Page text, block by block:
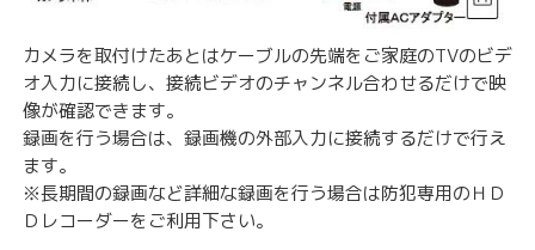
カメラを取付けたあとはケーブルの先端をご家庭のTVのビデ
オ入力に接続し、接続ビデオのチャンネル合わせるだけで映
像が確認できます。
録画を行う場合は、録画機の外部入力に接続するだけで行え
ます。
※長期間の録画など詳細な録画を行う場合は防犯専用のＨＤ
Ｄレコーダーをご利用下さい。